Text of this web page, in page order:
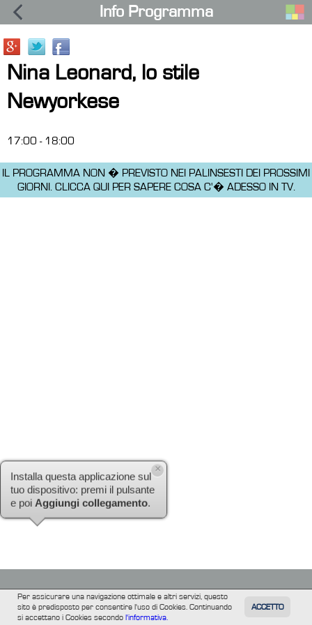
TUTTI FILM
Per assicurare una navigazione ottimale e altri servizi, questo
sito è predisposto per consentire l'uso di Cookies. Continuando
si accettano i Cookies secondol'informativa.
ACCETTO
Info Programma
Nina Leonard, lo stile
Newyorkese
17:00 - 18:00
IL PROGRAMMA NON � PREVISTO NEI PALINSESTI DEI PROSSIMI
GIORNI. CLICCA QUI PER SAPERE COSA C'� ADESSO IN TV.
Installa questa applicazione sul
e poiAggiungi collegamento